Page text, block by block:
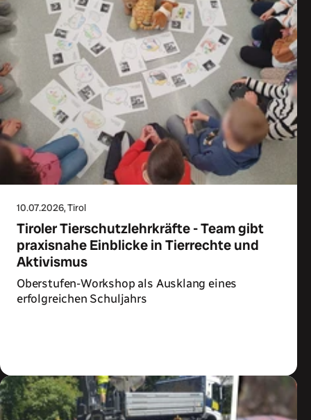
10.07.2026, Tirol
Tiroler Tierschutzlehrkräfte - Team gibt
praxisnahe Einblicke in Tierrechte und
Aktivismus
Oberstufen-Workshop als Ausklang eines
erfolgreichen Schuljahrs